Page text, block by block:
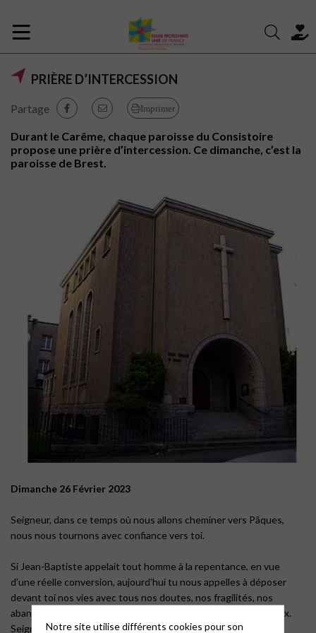
PRIÈRE D’INTERCESSION
Partage Imprimer
Durant le Carême, chaque paroisse du Consistoire
propose une prière d’intercession. Ce dimanche, c’est la
paroisse de Brest.
Dimanche 26 Février 2023
Seigneur, dans ce temps où nous allons cheminer vers Pâques,
nous nous tournons avec confiance vers toi.
Si Jean-Baptiste appelait tout homme à la repentance, en vue
d’une réelle conversion, aujourd’hui tu nous appelles à déposer
devant toi nos vies avec tous nos doutes, nos fragilités, nos
abandons, nos reniments … Accorde-nous ton pardon et ta paix.
Seigneur, prends pitié de nous…
Notre site utilise différents cookies pour son